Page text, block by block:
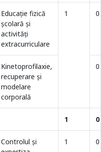
Educație fizică
școlară și
activități
extracurriculare
1 0
Kinetoprofilaxie,
recuperare și
modelare
corporală
0
1 0
Controlul şi
1 0